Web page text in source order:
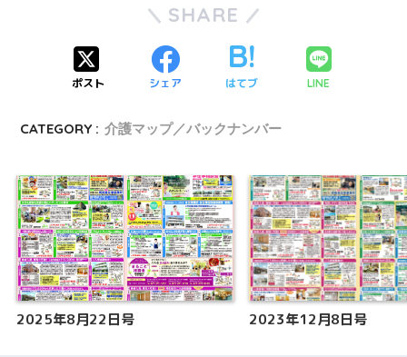
SHARE
ポスト シェア はてブ LINE
CATEGORY : 介護マップ／バックナンバー
2025年8月22日号 2023年12月8日号